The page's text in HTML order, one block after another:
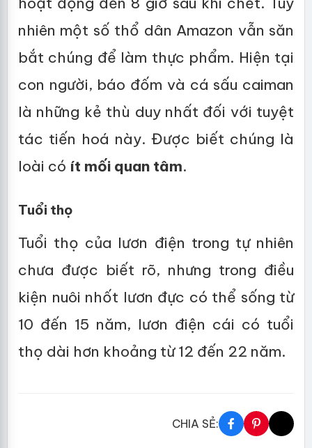
nhiên một số thổ dân Amazon vẫn săn
bắt chúng để làm thực phẩm. Hiện tại
con người, báo đốm và cá sấu caiman
là những kẻ thù duy nhất đối với tuyệt
tác tiến hoá này. Được biết chúng là
loài có ít mối quan tâm.
Tuổi thọ
Tuổi thọ của lươn điện trong tự nhiên
chưa được biết rõ, nhưng trong điều
kiện nuôi nhốt lươn đực có thể sống từ
10 đến 15 năm, lươn điện cái có tuổi
thọ dài hơn khoảng từ 12 đến 22 năm.
CHIA SẺ: